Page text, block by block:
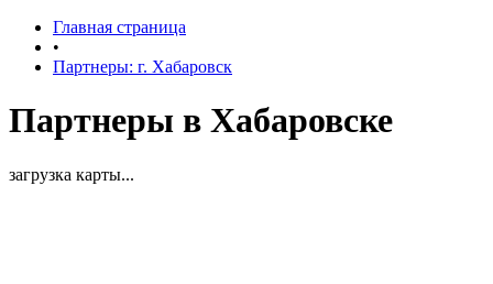
Главная страница
•
Партнеры: г. Хабаровск
Партнеры в Хабаровске
загрузка карты...